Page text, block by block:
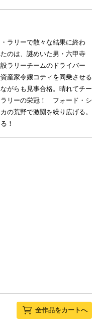
ラリーで散々な結果に終わ
のは、謎めいた男・六甲寺
ラリーチームのドライバー
産家令嬢コティを同乗させる
がらも見事合格。晴れてチー
リーの栄冠！ フォード・シ
の荒野で激闘を繰り広げる。
！
全作品をカートへ